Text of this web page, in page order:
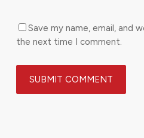
Save my name, email, and
the next time I comment.